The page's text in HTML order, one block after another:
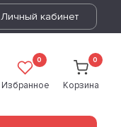
Личный кабинет
0
Избранное
0
Корзина